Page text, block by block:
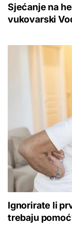
Sjećanje na
vukovarski
Ignorirate li
trebaju